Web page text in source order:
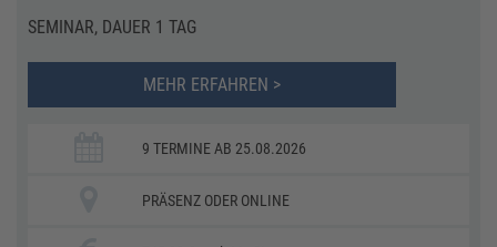
SEMINAR, DAUER 1 TAG
MEHR ERFAHREN >
9 TERMINE AB 25.08.2026
PRÄSENZ ODER ONLINE